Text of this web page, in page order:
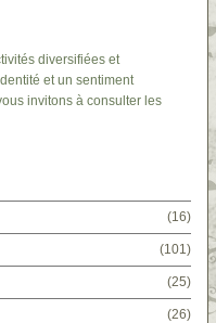
diversifiées et
et un sentiment
invitons à consulter les
(16)
(101)
(25)
(26)